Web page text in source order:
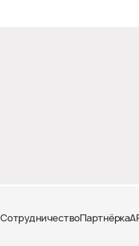
СотрудничествоПартнёрка